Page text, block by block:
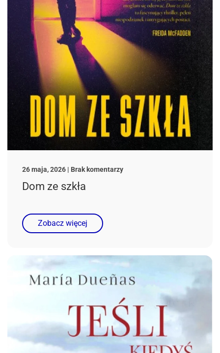
26 maja, 2026 | Brak komentarzydo
Dom ze szkła
Zobacz więcej